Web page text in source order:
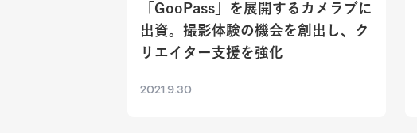
「GooPass」を展開するカメラブに
出資。撮影体験の機会を創出し、ク
リエイター支援を強化
2021.9.30